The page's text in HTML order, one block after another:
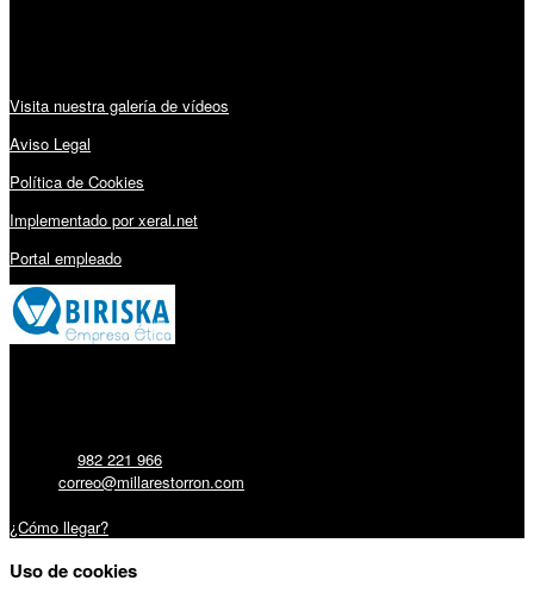
Visita nuestra galería de vídeos
Aviso Legal
Política de Cookies
Implementado por xeral.net
Portal empleado
982 221 966
correo@millarestorron.com
¿Cómo llegar?
Uso de cookies